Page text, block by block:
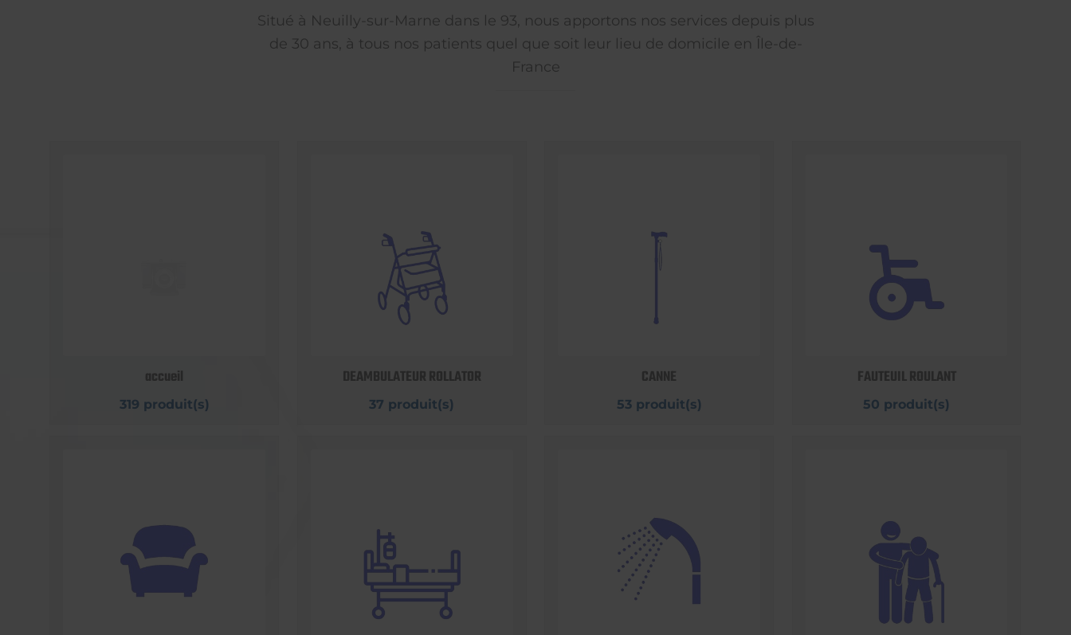
Situé à Neuilly-sur-Marne dans le 93, nous apportons nos services depuis plus
de 30 ans, à tous nos patients quel que soit leur lieu de domicile en Île-de-
France
accueil
319 produit(s)
DEAMBULATEUR ROLLATOR
37 produit(s)
CANNE
53 produit(s)
FAUTEUIL ROULANT
50 produit(s)